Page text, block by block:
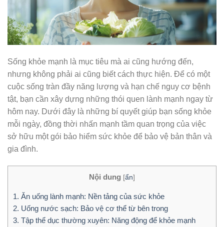
Sống khỏe mạnh là mục tiêu mà ai cũng hướng đến,
nhưng không phải ai cũng biết cách thực hiện. Để có một
cuộc sống tràn đầy năng lượng và hạn chế nguy cơ bệnh
tật, bạn cần xây dựng những thói quen lành mạnh ngay từ
hôm nay. Dưới đây là những bí quyết giúp bạn sống khỏe
mỗi ngày, đồng thời nhấn mạnh tầm quan trọng của việc
sở hữu một gói bảo hiểm sức khỏe để bảo vệ bản thân và
gia đình.
Nội dung [ẩn]
1. Ăn uống lành mạnh: Nền tảng của sức khỏe
2. Uống nước sạch: Bảo vệ cơ thể từ bên trong
3. Tập thể dục thường xuyên: Năng động để khỏe mạnh